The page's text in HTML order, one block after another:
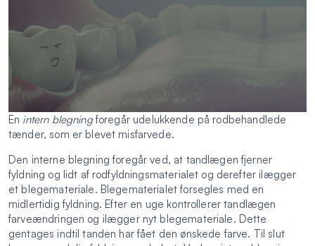
En intern blegningforegår udelukkende på rodbehandlede
tænder, som er blevet misfarvede.
Den interne blegning foregår ved, at tandlægen fjerner
fyldning og lidt af rodfyldningsmaterialet og derefter ilægger
et blegemateriale. Blegematerialet forsegles med en
midlertidig fyldning. Efter en uge kontrollerer tandlægen
farveændringen og ilægger nyt blegemateriale. Dette
gentages indtil tanden har fået den ønskede farve. Til slut